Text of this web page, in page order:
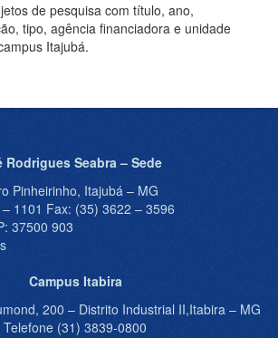
de pesquisa com título, ano,
tipo, agência financiadora e unidade
Itajubá.
Seabra – Sede
Pinheirinho, Itajubá – MG
1101 Fax: (35) 3622 – 3596
37500 903
Campus Itabira
200 – Distrito Industrial II,Itabira – MG
Telefone (31) 3839-0800